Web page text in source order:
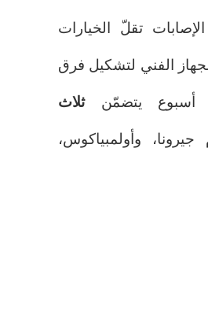
تقلّ الخيارات
الفني لتشكيل فرق
أسبوع يتضمّنثلاث
وأولمبياكوس،